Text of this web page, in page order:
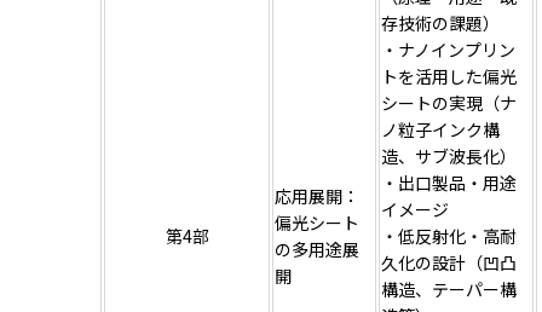
第4部
応用展開：
偏光シート
の多用途展
開
存技術の課題）
・ナノインプリン
トを活用した偏光
シートの実現（ナ
ノ粒子インク構
造、サブ波長化）
・出口製品・用途
イメージ
・低反射化・高耐
久化の設計（凹凸
構造、テーパー構